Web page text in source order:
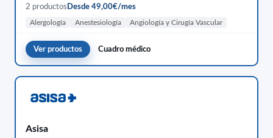
2 productos Desde 49,00€/mes
Alergología Anestesiología Angiología y Cirugía Vascular
Ver productos Cuadro médico
Asisa